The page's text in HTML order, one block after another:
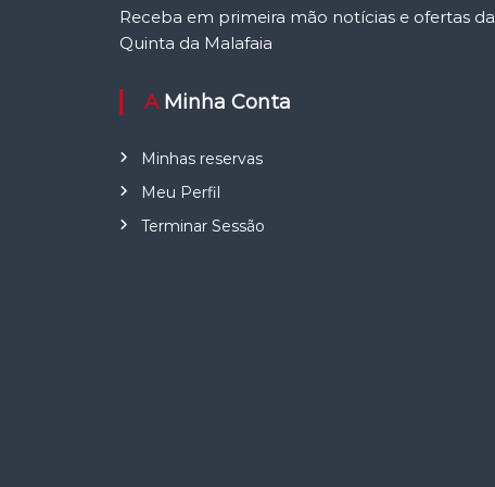
Receba em primeira mão notícias e ofertas da
Quinta da Malafaia
A Minha Conta
Minhas reservas
Meu Perfil
Terminar Sessão